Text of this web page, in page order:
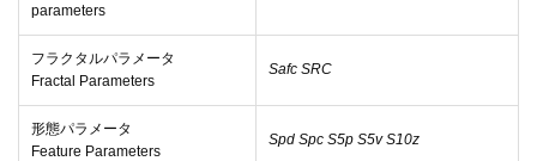
parameters
フラクタルパラメータ
Fractal Parameters
Safc SRC
形態パラメータ
Feature Parameters
Spd Spc S5p S5v S10z